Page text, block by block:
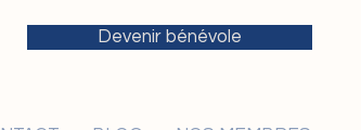
Devenir bénévole